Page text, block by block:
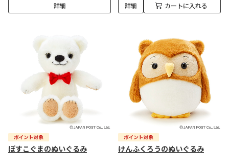
詳細 詳細 カートに入れる
ぽすこぐまのぬいぐるみ けんふくろうのぬいぐるみ